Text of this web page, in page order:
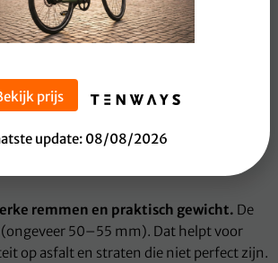
bij dagelijks 15–20 km woon-werk op
km (3–5 jaar) tot vervanging van de
worden voor ongeveer €60–
schoonmaken en smeren tussendoor.
stuurt hij vlot, maar voel je
beter dan bij een fiets met vering.
remmen en praktisch gewicht. De
50–55 mm). Dat helpt voor
op asfalt en straten die niet perfect zijn.
prijs
update: 08/08/2026